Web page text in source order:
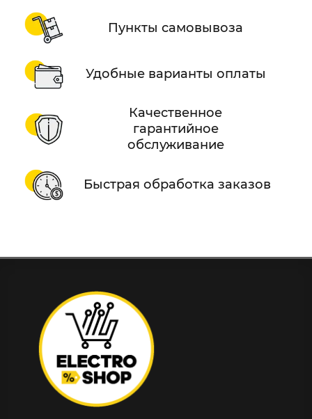
Пункты самовывоза
Удобные варианты оплаты
Качественное
гарантийное
обслуживание
Быстрая обработка заказов